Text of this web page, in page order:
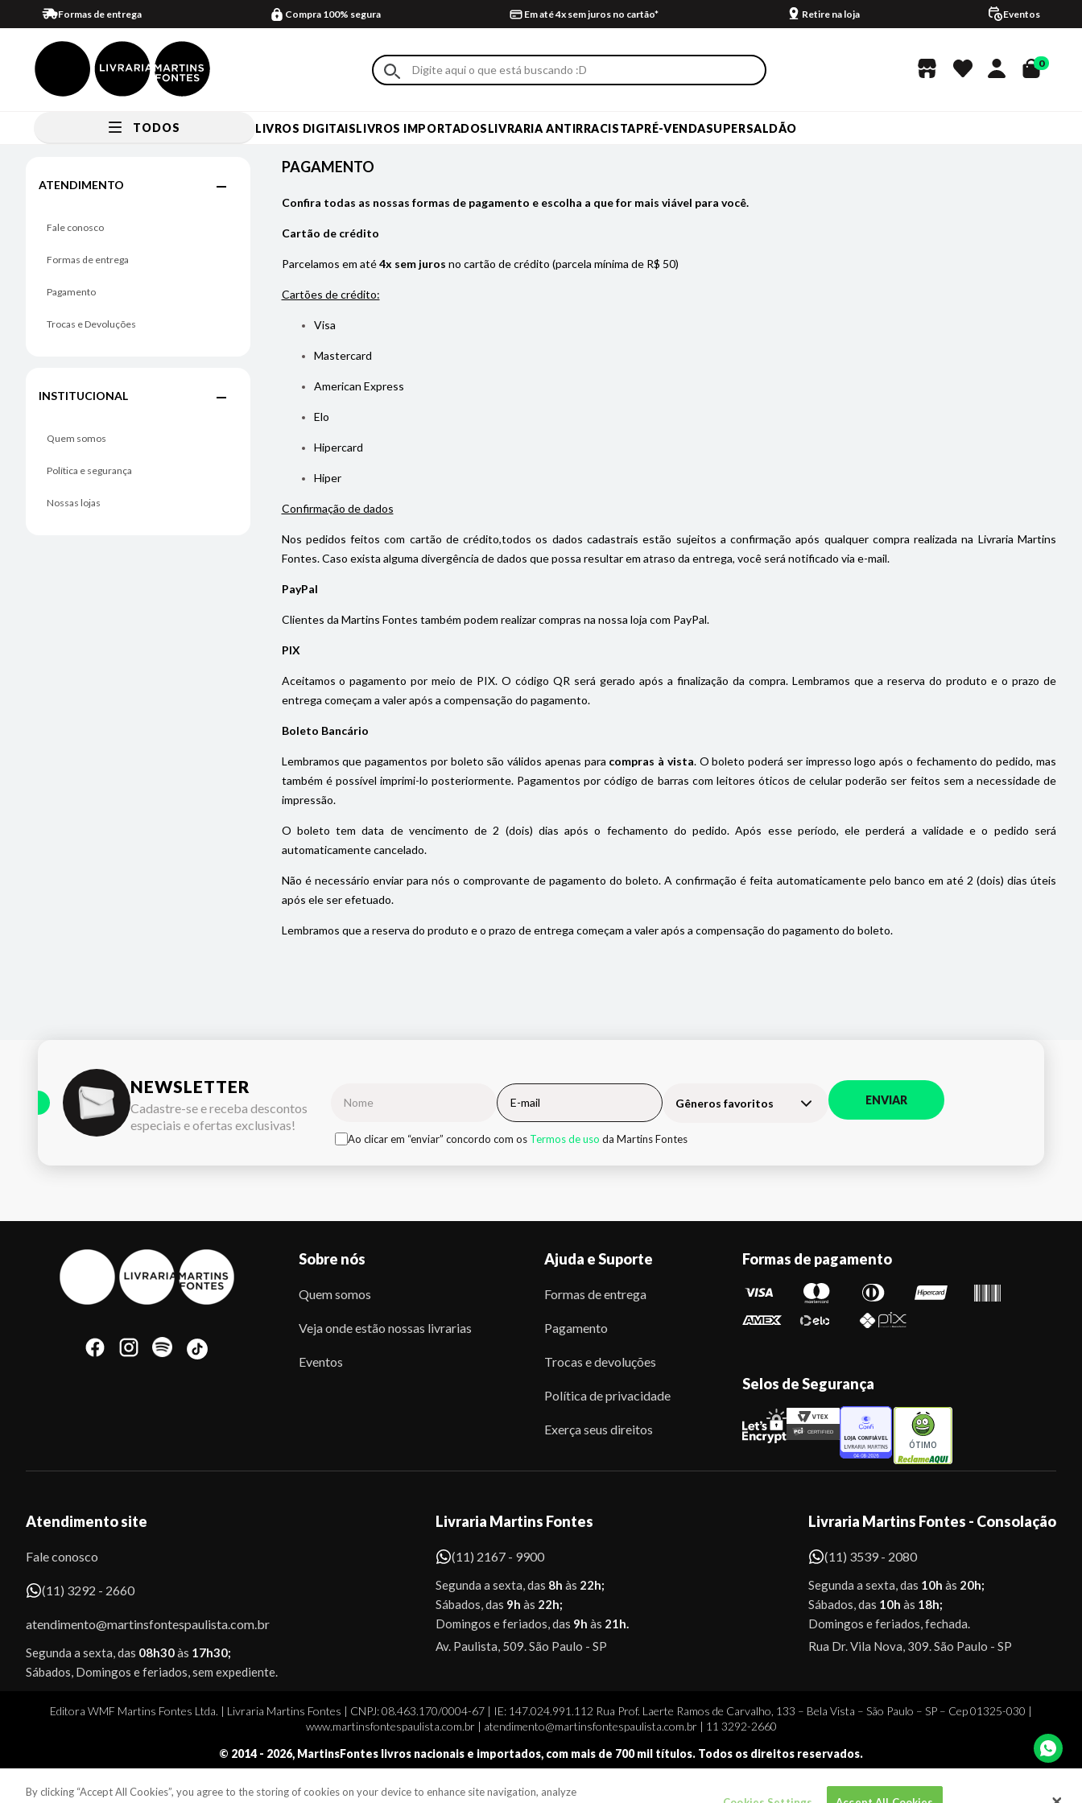
Formas de entrega Compra 100% segura Em até 4x sem juros no cartão* Retire na loja Eventos
0
TODOS LIVROS DIGITAISLIVROS IMPORTADOSLIVRARIA ANTIRRACISTAPRÉ-VENDASUPERSALDÃO
Pagamento
ATENDIMENTO
Fale conosco
Formas de entrega
Pagamento
Trocas e Devoluções
INSTITUCIONAL
Quem somos
Política e segurança
Nossas lojas
PAGAMENTO
Confira todas as nossas formas de pagamento e escolha a que for mais viável para você.
Cartão de crédito
Parcelamos em até4x sem juros no cartão de crédito (parcela mínima de R$ 50)
Cartões de crédito:
Visa
Mastercard
American Express
Elo
Hipercard
Hiper
Confirmação de dados
Nos pedidos feitos com cartão de crédito,todos os dados cadastrais estão sujeitos a confirmação após qualquer compra realizada na Livraria Martins
Fontes. Caso exista alguma divergência de dados que possa resultar em atraso da entrega, você será notificado via e-mail.
PayPal
Clientes da Martins Fontes também podem realizar compras na nossa loja com PayPal.
PIX
Aceitamos o pagamento por meio de PIX. O código QR será gerado após a finalização da compra. Lembramos que a reserva do produto e o prazo de
entrega começam a valer após a compensação do pagamento.
Boleto Bancário
Lembramos que pagamentos por boleto são válidos apenas para compras à vista. O boleto poderá ser impresso logo após o fechamento do pedido, mas
também é possível imprimi-lo posteriormente. Pagamentos por código de barras com leitores óticos de celular poderão ser feitos sem a necessidade de
impressão.
O boleto tem data de vencimento de 2 (dois) dias após o fechamento do pedido. Após esse período, ele perderá a validade e o pedido será
automaticamente cancelado.
Não é necessário enviar para nós o comprovante de pagamento do boleto. A confirmação é feita automaticamente pelo banco em até 2 (dois) dias úteis
após ele ser efetuado.
Lembramos que a reserva do produto e o prazo de entrega começam a valer após a compensação do pagamento do boleto.
NEWSLETTER
Cadastre-se e receba descontos
especiais e ofertas exclusivas!
Gêneros favoritos ENVIAR
Ao clicar em “enviar” concordo com os Termos de uso da Martins Fontes
Sobe
Sobre nós
Quem somos
Veja onde estão nossas livrarias
Eventos
Ajuda e Suporte
Formas de entrega
Pagamento
Trocas e devoluções
Política de privacidade
Exerça seus direitos
Formas de pagamento
Selos de Segurança
ÓTIMO
Atendimento site
Fale conosco
(11) 3292 - 2660
atendimento@martinsfontespaulista.com.br
Segunda a sexta, das 08h30às 17h30;
Sábados, Domingos e feriados, sem expediente.
Livraria Martins Fontes
(11) 2167 - 9900
Segunda a sexta, das 8h às 22h;
Sábados, das 9h às 22h;
Domingos e feriados, das 9h às 21h.
Av. Paulista, 509. São Paulo - SP
Livraria Martins Fontes - Consolação
(11) 3539 - 2080
Segunda a sexta, das 10h às 20h;
Sábados, das 10h às 18h;
Domingos e feriados, fechada.
Rua Dr. Vila Nova, 309. São Paulo - SP
Editora WMF Martins Fontes Ltda. | Livraria Martins Fontes | CNPJ: 08.463.170/0004-67 | IE: 147.024.991.112 Rua Prof. Laerte Ramos de Carvalho, 133 – Bela Vista – São Paulo – SP – Cep 01325-030 |
www.martinsfontespaulista.com.br | atendimento@martinsfontespaulista.com.br | 11 3292-2660
© 2014 - 2026, MartinsFontes livros nacionais e importados, com mais de 700 mil títulos. Todos os direitos reservados.
By clicking “Accept All Cookies”, you agree to the storing of cookies on your device to enhance site navigation, analyze